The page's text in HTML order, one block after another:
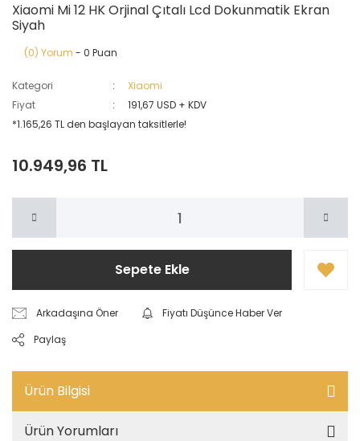
Xiaomi Mi 12 HK Orjinal Çıtalı Lcd Dokunmatik Ekran
Siyah
(0) Yorum - 0 Puan
Kategori
Xiaomi
Fiyat
191,67 USD + KDV
*1.165,26 TL den başlayan taksitlerle!
10.949,96 TL
Sepete Ekle
Arkadaşına Öner
Fiyatı Düşünce Haber Ver
Paylaş
Ürün Bilgisi
Ürün Yorumları